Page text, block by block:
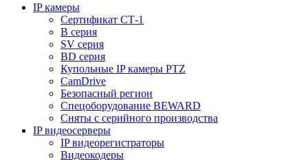
IP камеры
Сертификат СТ-1
B серия
SV серия
BD серия
Купольные IP камеры PTZ
CamDrive
Безопасный регион
Спецоборудование BEWARD
Сняты с серийного производства
IP видеосерверы
IP видеорегистраторы
Видеокодеры